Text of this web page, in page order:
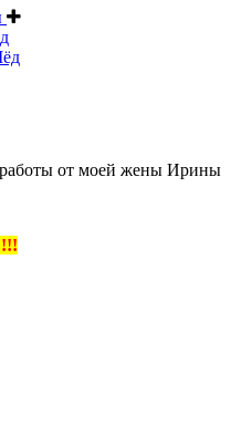
от моей жены Ирины